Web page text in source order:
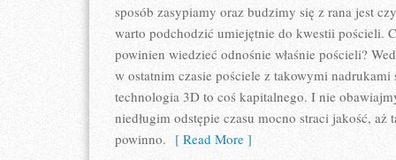
sposób zasypiamy oraz budzimy się z rana jest
warto podchodzić umiejętnie do kwestii pościeli.
powinien wiedzieć odnośnie właśnie pościeli?
w ostatnim czasie pościele z takowymi
technologia 3D to coś kapitalnego. I nie
niedługim odstępie czasu mocno straci jakość, aż
powinno. [ Read More ]